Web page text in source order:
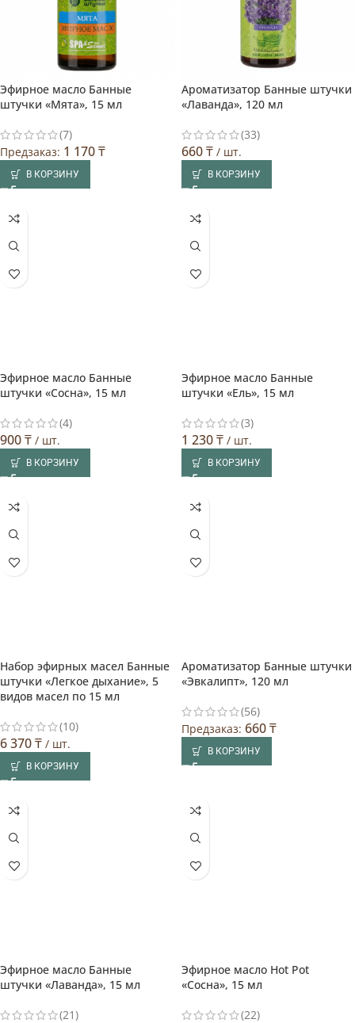
Эфирное масло Банные
штучки «Мята», 15 мл
(7)
Предзаказ: 1 170₸
В КОРЗИНУ
Ароматизатор Банные штучки
«Лаванда», 120 мл
(33)
660₸ / шт.
В КОРЗИНУ
Эфирное масло Банные
штучки «Сосна», 15 мл
(4)
900₸ / шт.
В КОРЗИНУ
Эфирное масло Банные
штучки «Ель», 15 мл
(3)
1 230₸ / шт.
В КОРЗИНУ
Набор эфирных масел Банные
штучки «Легкое дыхание», 5
видов масел по 15 мл
(10)
6 370₸ / шт.
В КОРЗИНУ
Ароматизатор Банные штучки
«Эвкалипт», 120 мл
(56)
Предзаказ: 660₸
В КОРЗИНУ
Эфирное масло Банные
штучки «Лаванда», 15 мл
(21)
Эфирное масло Hot Pot
«Сосна», 15 мл
(22)